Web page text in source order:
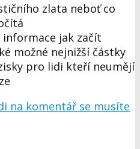
zlata neboť co
jak začít
možné nejnižší částky
pro lidi kteří neumějí
na komentář se musíte